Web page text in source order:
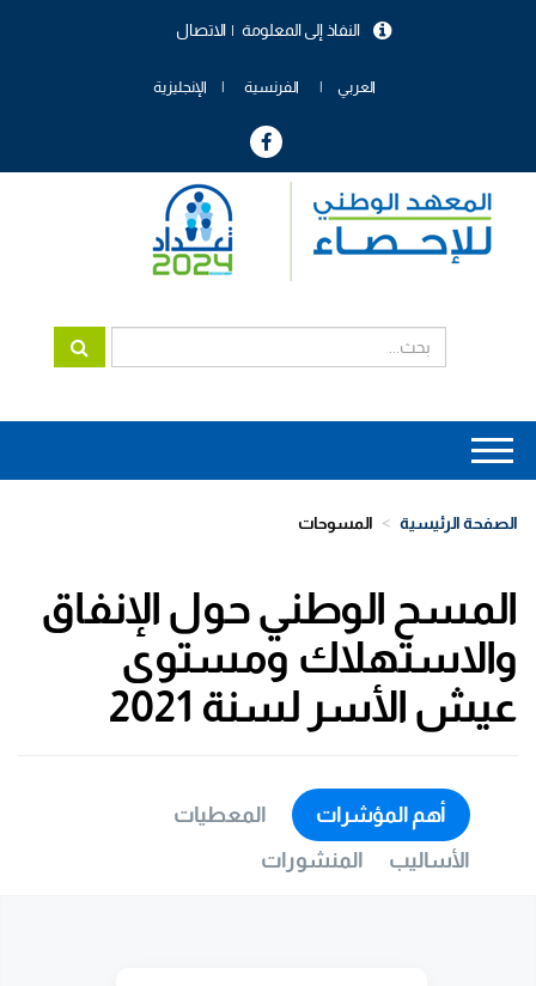
الاتصال النفاذ إلى المعلومة
العربي الفرنسية الإنجليزية
Main
navigation
الصفحة الرئيسية المسوحات
المسح الوطني حول الإنفاق
والاستهلاك ومستوى
عيش الأسر لسنة 2021
أهم المؤشرات
المعطيات
الأساليب
المنشورات